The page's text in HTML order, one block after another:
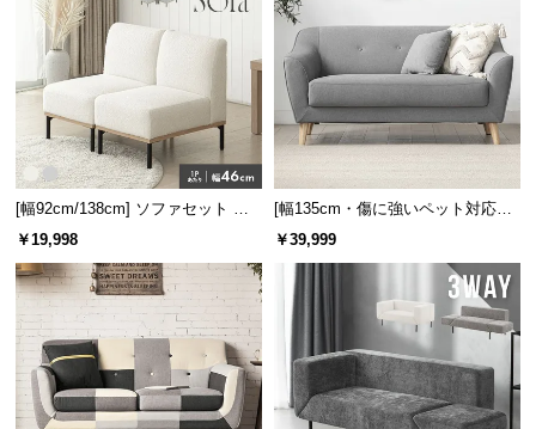
[幅92cm/138cm] ソファセット レ
イアウト自由！選べる4セット
￥19,998
[幅135cm・傷に強いペット対応生
地] 天然木脚 2人掛けコンパクトソ
￥39,999